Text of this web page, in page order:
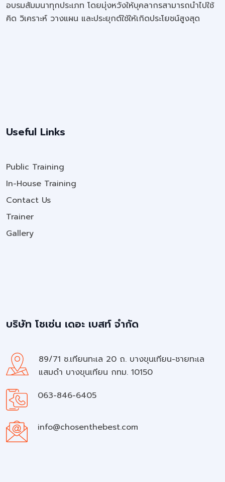
อบรมสัมมนาทุกประเภท โดยมุ่งหวังให้บุคลากรสามารถนำไปใช้
คิด วิเคราะห์ วางแผน และประยุกต์ใช้ให้เกิดประโยชน์สูงสุด
Useful Links
Public Training
In-House Training
Contact Us
Trainer
Gallery
บริษัท โชเซ่น เดอะ เบสท์ จำกัด
89/71 ซ.เทียนทะเล 20 ถ. บางขุนเทียน-ชายทะเล
แสมดำ บางขุนเทียน กทม. 10150
063-846-6405
info@chosenthebest.com